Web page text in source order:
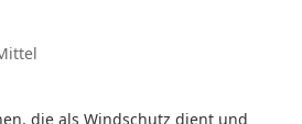
die als Windschutz dient und